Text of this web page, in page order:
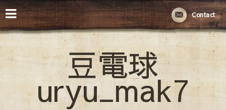
Contact
豆電球
uryu_mak7